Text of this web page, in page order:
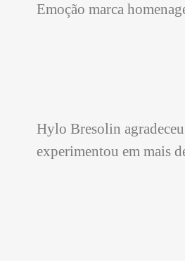
Emoção marca
Hylo Bresolin
experimentou em mais